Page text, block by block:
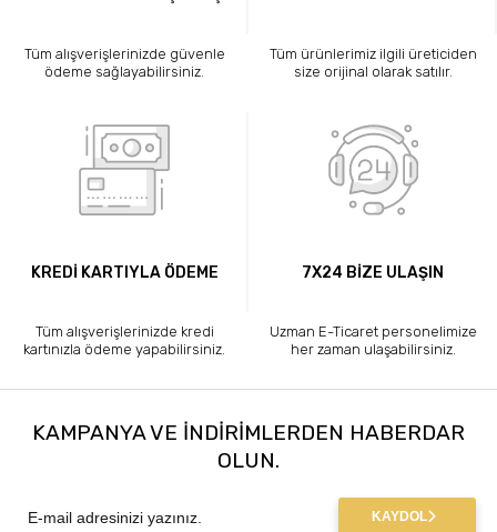
Tüm alışverişlerinizde güvenle
ödeme sağlayabilirsiniz.
Tüm ürünlerimiz ilgili üreticiden
size orijinal olarak satılır.
KREDİ KARTIYLA ÖDEME
Tüm alışverişlerinizde kredi
kartınızla ödeme yapabilirsiniz.
7X24 BİZE ULAŞIN
Uzman E-Ticaret personelimize
her zaman ulaşabilirsiniz.
KAMPANYA VE INDIRIMLERDEN HABERDAR
OLUN.
KAYDOL